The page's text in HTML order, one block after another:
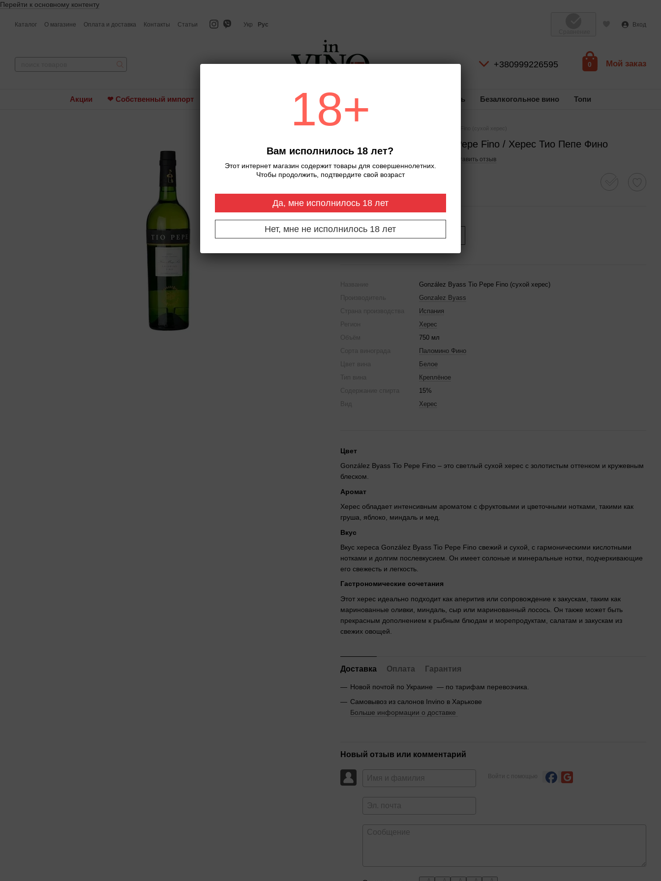
Перейти к основному контенту
Каталог О магазине Оплата и доставка Контакты Статьи Укр
Рус
Вход
+380999226595 0 Мой заказ
Акции ❤ Собственный импорт Игристое вино и шампанское Крепкий алкоголь Безалкогольное вино Топи
González Byass Tio Pepe Fino (сухой херес)
Вино González Byass Tio Pepe Fino / Херес Тио Пепе Фино
Оставить отзыв
389 грн
Сообщить, когда появится
Название
González Byass Tio Pepe Fino (сухой херес)
Производитель
Gonzalez Byass
Страна производства
Испания
Регион
Херес
Объём
750 мл
Сорта винограда
Паломино Фино
Цвет вина
Белое
Тип вина
Креплёное
Содержание спирта
15%
Вид
Херес
Цвет
González Byass Tio Pepe Fino – это светлый сухой херес с золотистым оттенком и кружевным
блеском.
Аромат
Херес обладает интенсивным ароматом с фруктовыми и цветочными нотками, такими как
груша, яблоко, миндаль и мед.
Вкус
Вкус хереса González Byass Tio Pepe Fino свежий и сухой, с гармоническими кислотными
нотками и долгим послевкусием. Он имеет солоные и минеральные нотки, подчеркивающие
его свежесть и легкость.
Гастрономические сочетания
Этот херес идеально подходит как аперитив или сопровождение к закускам, таким как
маринованные оливки, миндаль, сыр или маринованный лосось. Он также может быть
прекрасным дополнением к рыбным блюдам и морепродуктам, салатам и закускам из
свежих овощей.
Доставка Оплата Гарантия
Новой почтой по Украине — по тарифам перевозчика.
Самовывоз из салонов Invino в Харькове
Больше информации о доставке
Новый отзыв или комментарий
Войти с помощью
18+
Вам исполнилось 18 лет?
Этот интернет магазин содержит товары для совершеннолетних.
Чтобы продолжить, подтвердите свой возраст
Да, мне исполнилось 18 лет
Нет, мне не исполнилось 18 лет